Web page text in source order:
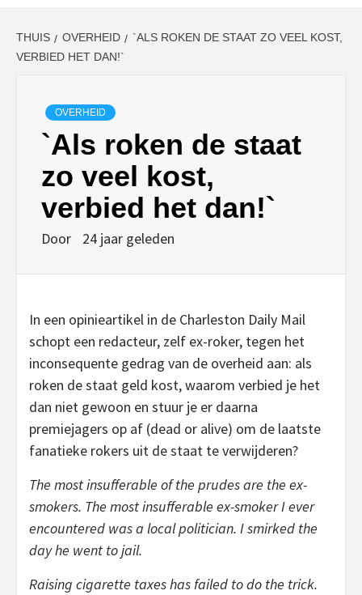
THUIS OVERHEID
`ALS ROKEN DE STAAT ZO VEEL KOST,
VERBIED HET DAN!`
OVERHEID
`Als roken de staat
zo veel kost,
verbied het dan!`
Door 24 jaar geleden
In een opinieartikel in de Charleston Daily Mail
schopt een redacteur, zelf ex-roker, tegen het
inconsequente gedrag van de overheid aan: als
roken de staat geld kost, waarom verbied je het
dan niet gewoon en stuur je er daarna
premiejagers op af (dead or alive) om de laatste
fanatieke rokers uit de staat te verwijderen?
The most insufferable of the prudes are the ex-
smokers. The most insufferable ex-smoker I ever
encountered was a local politician. I smirked the
day he went to jail.
Raising cigarette taxes has failed to do the trick.